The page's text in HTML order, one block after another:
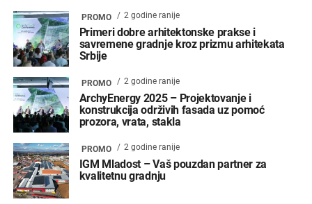
PROMO 2 godine ranije
Primeri dobre arhitektonske prakse i
savremene gradnje kroz prizmu arhitekata
Srbije
PROMO 2 godine ranije
ArchyEnergy 2025 – Projektovanje i
konstrukcija održivih fasada uz pomoć
prozora, vrata, stakla
PROMO 2 godine ranije
IGM Mladost – Vaš pouzdan partner za
kvalitetnu gradnju